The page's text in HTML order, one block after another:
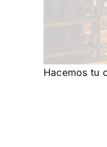
Hacemos tu